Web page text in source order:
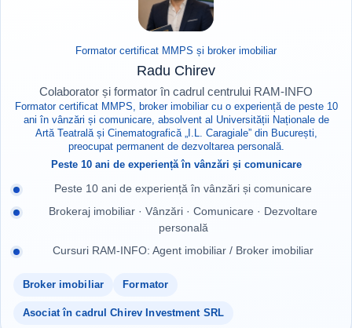
Formator certificat MMPS și broker imobiliar
Radu Chirev
Colaborator și formator în cadrul centrului RAM-INFO
Formator certificat MMPS, broker imobiliar cu o experiență de peste 10
ani în vânzări și comunicare, absolvent al Universității Naționale de
Artă Teatrală și Cinematografică „I.L. Caragiale” din București,
preocupat permanent de dezvoltarea personală.
Peste 10 ani de experiență în vânzări și comunicare
Peste 10 ani de experiență în vânzări și comunicare
Brokeraj imobiliar · Vânzări · Comunicare · Dezvoltare
personală
Cursuri RAM-INFO: Agent imobiliar / Broker imobiliar
Broker imobiliar Formator
Asociat în cadrul Chirev Investment SRL